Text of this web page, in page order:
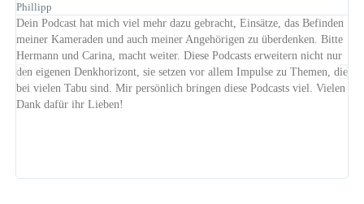
Phillipp
Dein Podcast hat mich viel mehr dazu gebracht, Einsätze, das Befinden
meiner Kameraden und auch meiner Angehörigen zu überdenken. Bitte
Hermann und Carina, macht weiter. Diese Podcasts erweitern nicht nur
den eigenen Denkhorizont, sie setzen vor allem Impulse zu Themen, die
bei vielen Tabu sind. Mir persönlich bringen diese Podcasts viel. Vielen
Dank dafür ihr Lieben!